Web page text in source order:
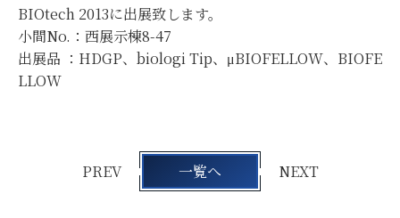
BIOtech 2013に出展致します。
小間No.： 西展示棟8-47
出展品 ：HDGP、biologi Tip、μBIOFELLOW、BIOFE
LLOW
PREV 一覧へ NEXT